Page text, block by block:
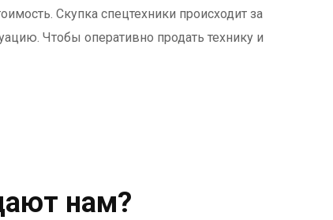
Скупка спецтехники происходит за
Чтобы оперативно продать технику и
нам?